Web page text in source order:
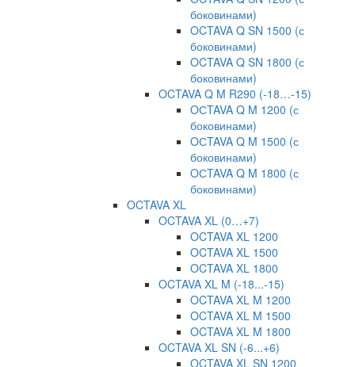
боковинами)
OCTAVA Q SN 1500 (с
боковинами)
OCTAVA Q SN 1800 (с
боковинами)
OCTAVA Q M R290 (-18…-15)
OСTAVA Q M 1200 (с
боковинами)
OСTAVA Q M 1500 (с
боковинами)
OСTAVA Q M 1800 (с
боковинами)
OCTAVA XL
OCTAVA XL (0…+7)
OCTAVA XL 1200
OCTAVA XL 1500
OCTAVA XL 1800
OCTAVA XL M (-18...-15)
OCTAVA XL M 1200
OCTAVA XL M 1500
OCTAVA XL M 1800
OCTAVA XL SN (-6...+6)
OCTAVA XL SN 1200